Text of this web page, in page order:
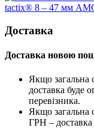
tactix® 8 – 47 мм
Доставка
Доставка новою
Якщо загальна
доставка буде
перевізника.
Якщо загальна
ГРН – доставка